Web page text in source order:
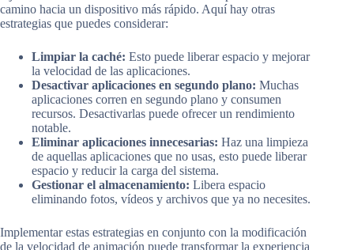
camino hacia un dispositivo más rápido. Aquí hay otras
estrategias que puedes considerar:
Limpiar la caché: Esto puede liberar espacio y mejorar
la velocidad de las aplicaciones.
Desactivar aplicaciones en segundo plano: Muchas
aplicaciones corren en segundo plano y consumen
recursos. Desactivarlas puede ofrecer un rendimiento
notable.
Eliminar aplicaciones innecesarias: Haz una limpieza
de aquellas aplicaciones que no usas, esto puede liberar
espacio y reducir la carga del sistema.
Gestionar el almacenamiento: Libera espacio
eliminando fotos, vídeos y archivos que ya no necesites.
Implementar estas estrategias en conjunto con la modificación
de la velocidad de animación puede transformar la experiencia